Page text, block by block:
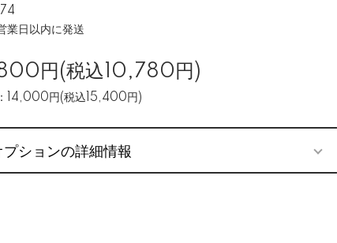
業日以内に発送
円(税込10,780円)
14,000円(税込15,400円)
プションの詳細情報